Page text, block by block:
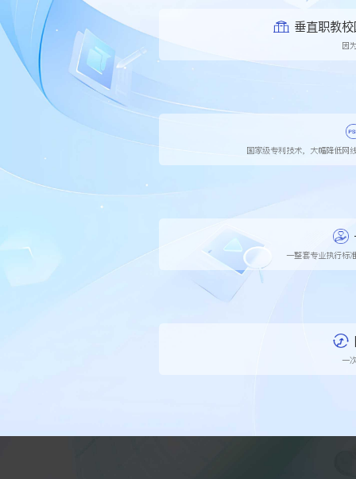
垂直职教
因
国家级专利技术，大幅降低网
一整套专业执行标
一